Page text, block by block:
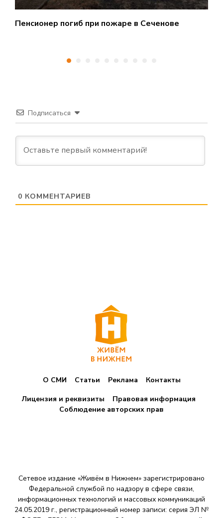
Пенсионер погиб при пожаре в Сеченове
Подписаться
0 КОММЕНТАРИЕВ
О СМИ Статьи Реклама
Контакты
Лицензия и реквизиты
Правовая информация
Соблюдение авторских прав
Сетевое издание «Живём в Нижнем» зарегистрировано
Федеральной службой по надзору в сфере связи,
информационных технологий и массовых коммуникаций
24.05.2019 г., регистрационный номер записи: серия ЭЛ №